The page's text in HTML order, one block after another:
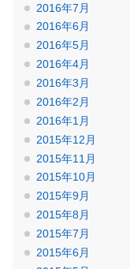
2016年7月
2016年6月
2016年5月
2016年4月
2016年3月
2016年2月
2016年1月
2015年12月
2015年11月
2015年10月
2015年9月
2015年8月
2015年7月
2015年6月